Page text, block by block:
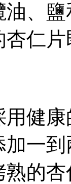
、
杏仁
用健
一
熟的